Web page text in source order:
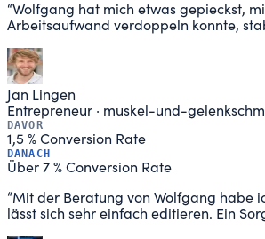
“Wolfgang hat mich etwas gepieckst,
Arbeitsaufwand verdoppeln konnte,
Jan Lingen
Entrepreneur · muskel-und-
DAVOR
1,5 % Conversion Rate
DANACH
Über 7 % Conversion Rate
“Mit der Beratung von Wolfgang habe
lässt sich sehr einfach editieren. Ein